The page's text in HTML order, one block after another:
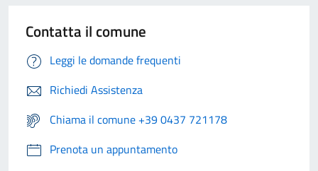
Contatta il comune
Leggi le domande frequenti
Richiedi Assistenza
Chiama il comune +39 0437 721178
Prenota un appuntamento